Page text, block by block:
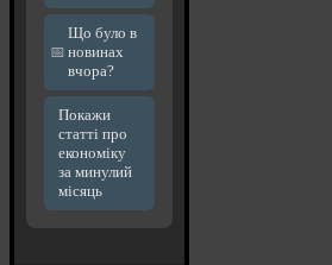
Що було в
новинах
вчора?
Покажи
статті про
економіку
за минулий
місяць